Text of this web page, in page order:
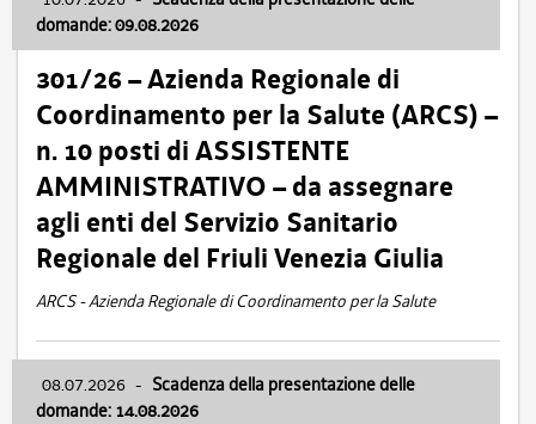
domande: 09.08.2026
301/26 – Azienda Regionale di
Coordinamento per la Salute (ARCS) –
n. 10 posti di ASSISTENTE
AMMINISTRATIVO – da assegnare
agli enti del Servizio Sanitario
Regionale del Friuli Venezia Giulia
ARCS - Azienda Regionale di Coordinamento per la Salute
08.07.2026 - Scadenza della presentazione delle
domande: 14.08.2026